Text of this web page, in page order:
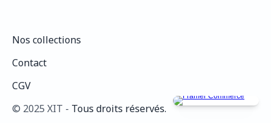
©️ 2025 XIT - Tous droits réservés.
Nos collections
Contact
CGV